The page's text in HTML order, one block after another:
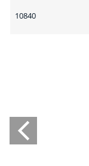
10840